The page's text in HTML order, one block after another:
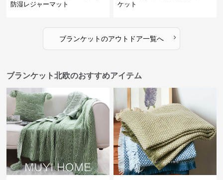
防湿レジャーマット
ケット
ブランケットのアウトドア一覧へ ›
ブランケット北欧のおすすめアイテム